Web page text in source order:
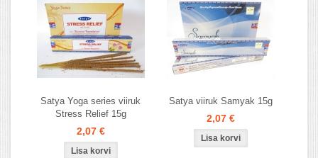
Satya Yoga series viiruk
Stress Relief 15g
2,07 €
Satya viiruk Samyak 15g
2,07 €